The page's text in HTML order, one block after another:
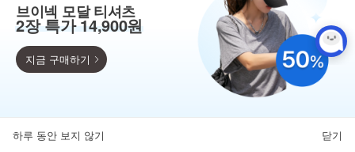
득템찬스
브이넥 모달 티셔츠
2장 특가 14,900원
지금 구매하기
하루 동안 보지 않기 닫기
뒤로가기 카테고리 마이페이지